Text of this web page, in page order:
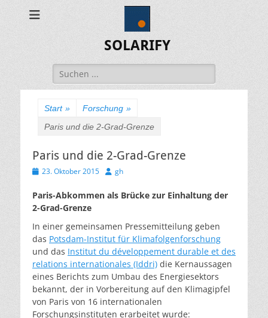
SOLARIFY
Suchen
nach:
Start » Forschung »
Paris und die 2-Grad-Grenze
Paris und die 2-Grad-Grenze
Veröffentlicht
23. Oktober 2015 Autor
gh
Paris-Abkommen als Brücke zur Einhaltung der
2-Grad-Grenze
In einer gemeinsamen Pressemitteilung geben
das Potsdam-Institut für Klimafolgenforschung
und das Institut du développement durable et des
relations internationales (Iddri) die Kernaussagen
eines Berichts zum Umbau des Energiesektors
bekannt, der in Vorbereitung auf den Klimagipfel
von Paris von 16 internationalen
Forschungsinstituten erarbeitet wurde: